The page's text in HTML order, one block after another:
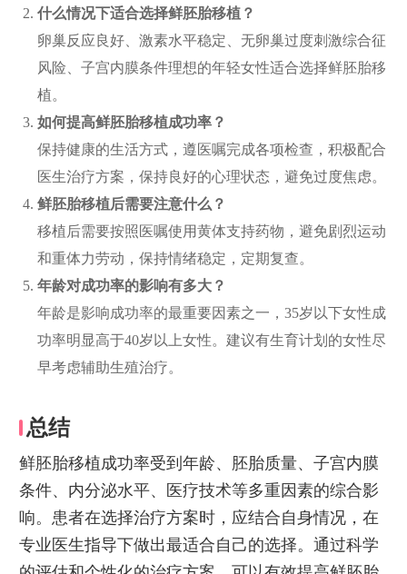
什么情况下适合选择鲜胚胎移植？
卵巢反应良好、激素水平稳定、无卵巢过度刺激综合征
风险、子宫内膜条件理想的年轻女性适合选择鲜胚胎移
植。
如何提高鲜胚胎移植成功率？
保持健康的生活方式，遵医嘱完成各项检查，积极配合
医生治疗方案，保持良好的心理状态，避免过度焦虑。
鲜胚胎移植后需要注意什么？
移植后需要按照医嘱使用黄体支持药物，避免剧烈运动
和重体力劳动，保持情绪稳定，定期复查。
年龄对成功率的影响有多大？
年龄是影响成功率的最重要因素之一，35岁以下女性成
功率明显高于40岁以上女性。建议有生育计划的女性尽
早考虑辅助生殖治疗。
总结
鲜胚胎移植成功率受到年龄、胚胎质量、子宫内膜
条件、内分泌水平、医疗技术等多重因素的综合影
响。患者在选择治疗方案时，应结合自身情况，在
专业医生指导下做出最适合自己的选择。通过科学